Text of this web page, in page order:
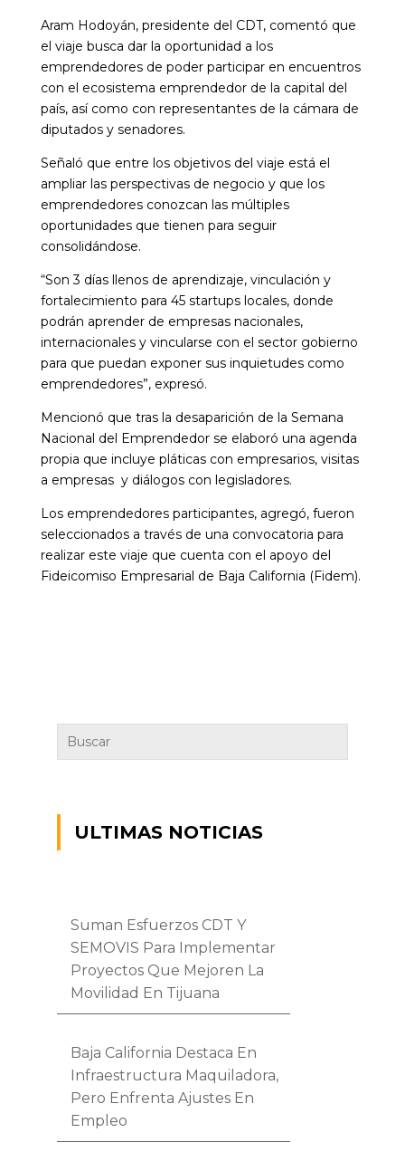
Aram Hodoyán, presidente del CDT, comentó que
el viaje busca dar la oportunidad a los
emprendedores de poder participar en encuentros
con el ecosistema emprendedor de la capital del
país, así como con representantes de la cámara de
diputados y senadores.
Señaló que entre los objetivos del viaje está el
ampliar las perspectivas de negocio y que los
emprendedores conozcan las múltiples
oportunidades que tienen para seguir
consolidándose.
“Son 3 días llenos de aprendizaje, vinculación y
fortalecimiento para 45 startups locales, donde
podrán aprender de empresas nacionales,
internacionales y vincularse con el sector gobierno
para que puedan exponer sus inquietudes como
emprendedores”, expresó.
Mencionó que tras la desaparición de la Semana
Nacional del Emprendedor se elaboró una agenda
propia que incluye pláticas con empresarios, visitas
a empresas y diálogos con legisladores.
Los emprendedores participantes, agregó, fueron
seleccionados a través de una convocatoria para
realizar este viaje que cuenta con el apoyo del
Fideicomiso Empresarial de Baja California (Fidem).
ULTIMAS NOTICIAS
Suman Esfuerzos CDT Y
SEMOVIS Para Implementar
Proyectos Que Mejoren La
Movilidad En Tijuana
Baja California Destaca En
Infraestructura Maquiladora,
Pero Enfrenta Ajustes En
Empleo